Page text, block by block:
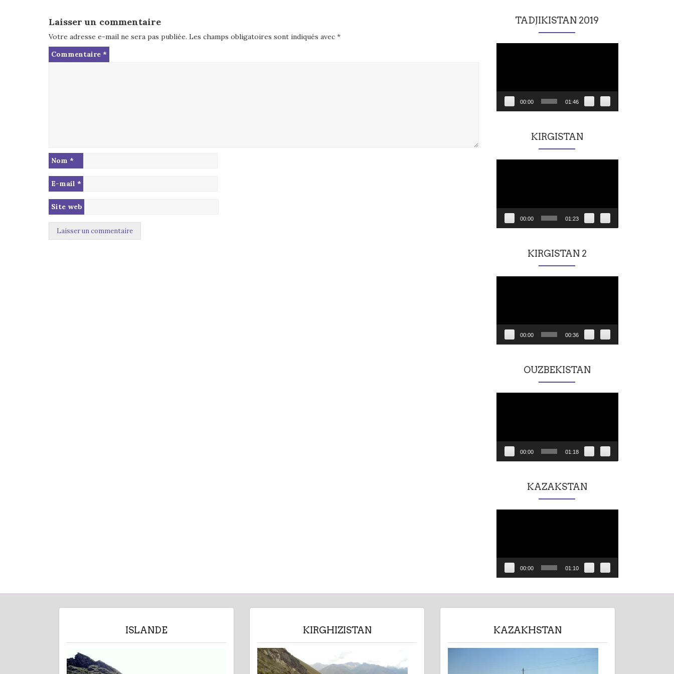
Laisser un commentaire
Votre adresse e-mail ne sera pas publiée. Les champs obligatoires sont indiqués avec *
Commentaire *
Nom *
E-mail *
Site web
TADJIKISTAN 2019
00:00 01:46
KIRGISTAN
00:00 01:23
KIRGISTAN 2
00:00 00:36
OUZBEKISTAN
00:00 01:18
KAZAKSTAN
00:00 01:10
ISLANDE KIRGHIZISTAN KAZAKHSTAN